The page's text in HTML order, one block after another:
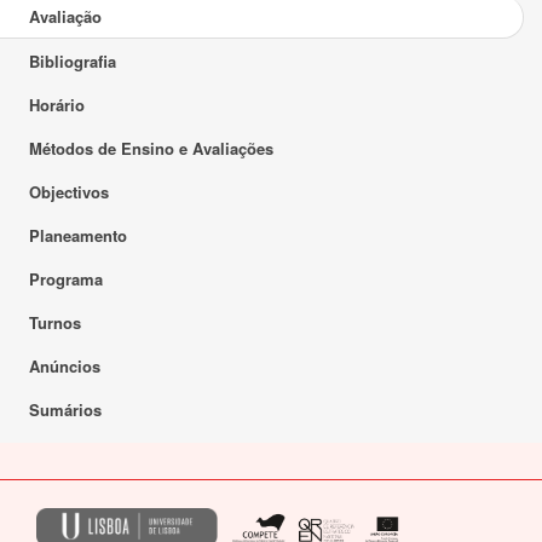
Avaliação
Bibliografia
Horário
Métodos de Ensino e Avaliações
Objectivos
Planeamento
Programa
Turnos
Anúncios
Sumários